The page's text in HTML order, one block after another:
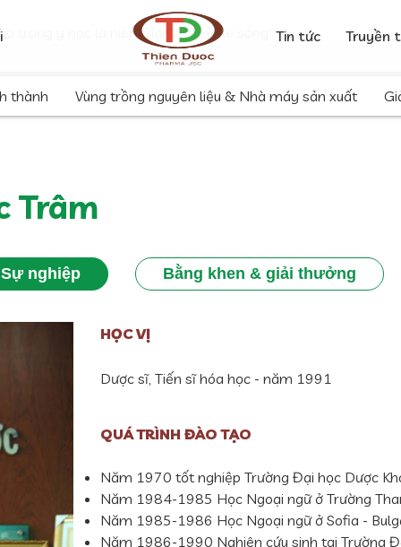
"Lao động nghiên cứu sáng tạo trong y học là niềm
trong y học là niềm đam mê, là lẽ sống"" />Tin tức Truyền
thành Vùng trồng nguyên liệu & Nhà máy sản xuất
Trâm
Sự nghiệp Bằng khen & giải thưởng
HỌC VỊ
Dược sĩ, Tiến sĩ hóa học - năm 1991
QUÁ TRÌNH ĐÀO TẠO
Năm 1970 tốt nghiệp Trường Đại học Dược
Năm 1984-1985 Học Ngoại ngữ ở Trường
Năm 1985-1986 Học Ngoại ngữ ở Sofia -
Năm 1986-1990 Nghiên cứu sinh tại Trường